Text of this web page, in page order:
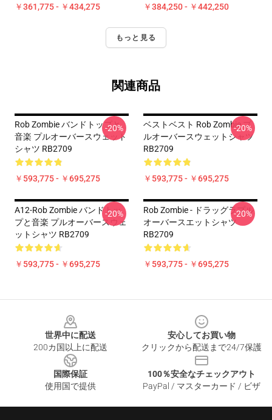
￥361,775 - ￥434,275 ￥384,250 - ￥442,250
もっと見る
関連商品
Rob Zombie バンドトップと
音楽 プルオーバースウェット
シャツ RB2709
￥593,775 - ￥695,275
-20%
ベストベスト Rob Zombie プ
ルオーバースウェットシャツ
RB2709
￥593,775 - ￥695,275
-20%
A12-Rob Zombie バンドトッ
プと音楽 プルオーバースウェ
ットシャツ RB2709
￥593,775 - ￥695,275
-20%
Rob Zombie - ドラッグラプル
オーバースエットシャツ
RB2709
￥593,775 - ￥695,275
-20%
世界中に配送
200カ国以上に配送
安心してお買い物
クリックから配送まで24/7保護
国際保証
使用国で提供
100％安全なチェックアウト
PayPal / マスターカード / ビザ